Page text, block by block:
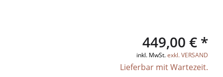
449,00 € *
inkl. MwSt.exkl. VERSAND
Lieferbar mit Wartezeit.